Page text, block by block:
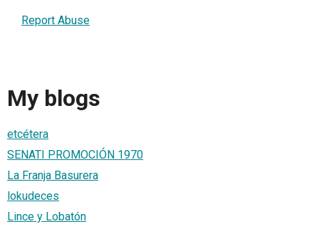
Report Abuse
My blogs
etcétera
SENATI PROMOCIÓN 1970
La Franja Basurera
lokudeces
Lince y Lobatón